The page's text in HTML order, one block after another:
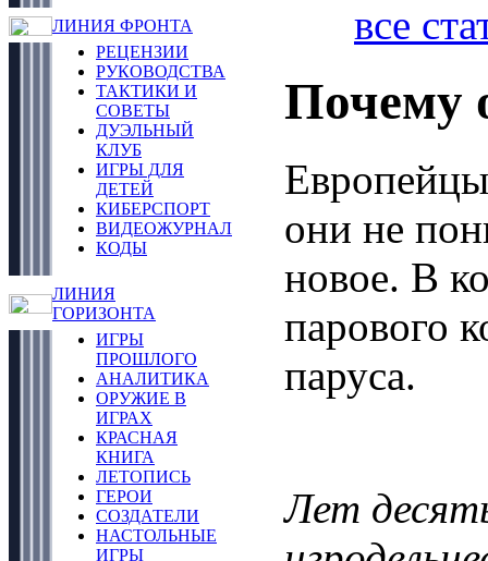
ЛИНИЯ ФРОНТА
РЕЦЕНЗИИ
РУКОВОДСТВА
ТАКТИКИ И
СОВЕТЫ
ДУЭЛЬНЫЙ
КЛУБ
ИГРЫ ДЛЯ
ДЕТЕЙ
КИБЕРСПОРТ
ВИДЕОЖУРНАЛ
КОДЫ
ЛИНИЯ
ГОРИЗОНТА
ИГРЫ
ПРОШЛОГО
АНАЛИТИКА
ОРУЖИЕ В
ИГРАХ
КРАСНАЯ
КНИГА
ЛЕТОПИСЬ
ГЕРОИ
СОЗДАТЕЛИ
НАСТОЛЬНЫЕ
ИГРЫ
все
Почему
они не
новое. В
парового
паруса.
Лет